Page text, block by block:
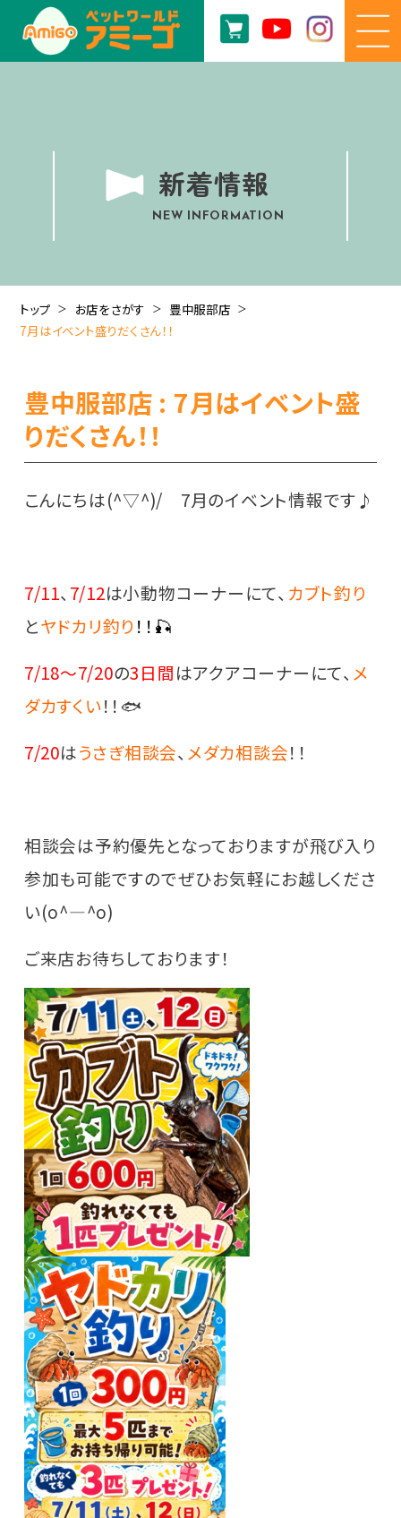
新着情報
NEW INFORMATION
トップ お店をさがす
豊中服部店
7月はイベント盛りだくさん！！
豊中服部店 : 7月はイベント盛
りだくさん！！
こんにちは(^▽^)/ 7月のイベント情報です♪
7/11、 7/12は小動物コーナーにて、 カブト釣り
とヤドカリ釣り ！！🎣
7/18～7/20の3日間はアクアコーナーにて、 メ
ダカすくい！！🐟
7/20はうさぎ相談会、 メダカ相談会！！
相談会は予約優先となっておりますが飛び入り
参加も可能ですのでぜひお気軽にお越しくださ
い(o^―^o)
ご来店お待ちしております！